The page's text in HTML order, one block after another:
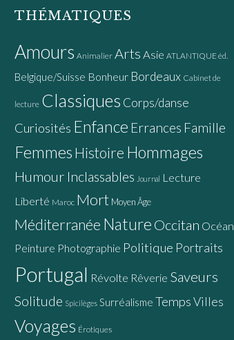
THÉMATIQUES
Amours Animalier Arts Asie ATLANTIQUE éd.
Belgique/Suisse Bonheur Bordeaux Cabinet de
lecture Classiques Corps/danse
Curiosités Enfance Errances Famille
Femmes Histoire Hommages
Humour Inclassables Journal Lecture
Liberté Maroc Mort Moyen Âge
Méditerranée Nature Occitan Océan
Peinture Photographie Politique Portraits
Portugal Révolte Rêverie Saveurs
Solitude Spicilèges Surréalisme TempsVilles
Voyages Érotiques